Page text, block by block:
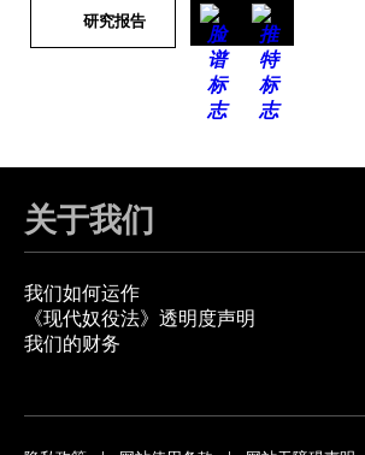
研究报告
关于我们
我们如何运作
《现代奴役法》透明度声明
我们的财务